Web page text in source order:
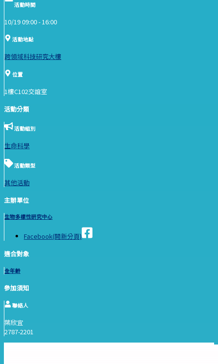
活動時間
10/19 09:00 - 16:00
活動地點
跨領域科技研究大樓
位置
1樓C102交誼室
活動分類
活動組別
生命科學
活動類型
其他活動
主辦單位
生物多樣性研究中心
Facebook(開新分頁)
適合對象
全年齡
參加須知
聯絡人
葉欣宜
2787-2201